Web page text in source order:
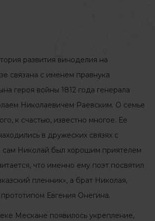
развития виноделия на
связана с именем правнука
героя войны 1812 года генерала
Николаевичем Раевским. О семье
к счастью, известно многое. Ее
в дружеских связях с
сам Николай был хорошим приятелем
что именно ему поэт посвятил
пленник», а брат Николая,
Евгения Онегина.
Мескане появилось укрепление,